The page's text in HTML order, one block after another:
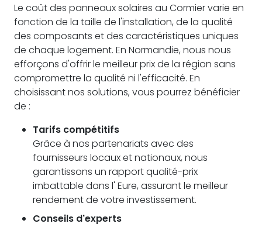
Le coût des panneaux solaires au Cormier varie en
fonction de la taille de l'installation, de la qualité
des composants et des caractéristiques uniques
de chaque logement. En Normandie, nous nous
efforçons d'offrir le meilleur prix de la région sans
compromettre la qualité ni l'efficacité. En
choisissant nos solutions, vous pourrez bénéficier
de :
Tarifs compétitifs
Grâce à nos partenariats avec des
fournisseurs locaux et nationaux, nous
garantissons un rapport qualité-prix
imbattable dans l' Eure, assurant le meilleur
rendement de votre investissement.
Conseils d'experts